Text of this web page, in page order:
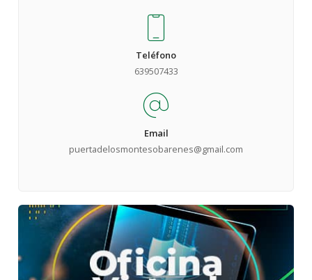
Teléfono
639507433
Email
puertadelosmontesobarenes@gmail.com